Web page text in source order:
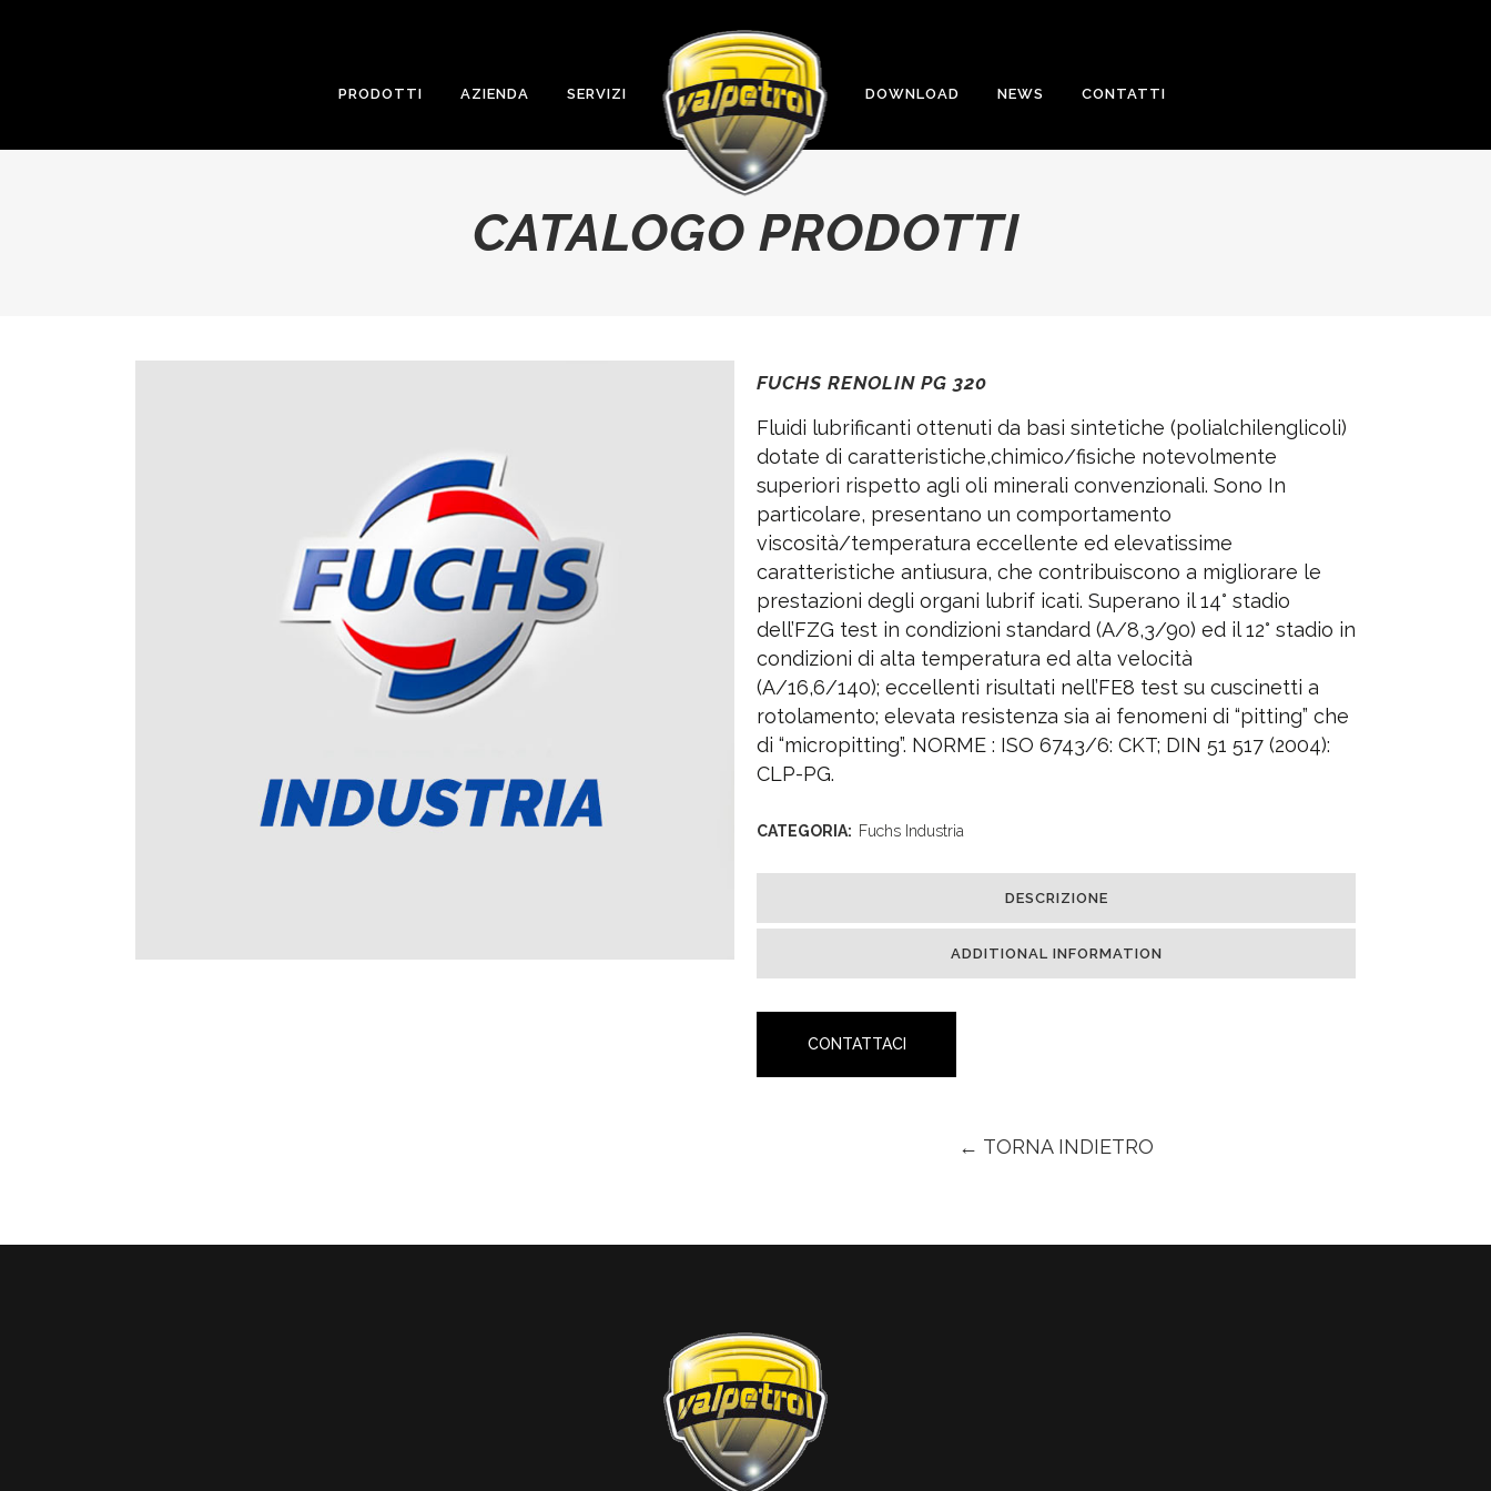
PRODOTTI AZIENDA SERVIZI DOWNLOAD NEWS CONTATTI
CATALOGO PRODOTTI
FUCHS RENOLIN PG 320
Fluidi lubrificanti ottenuti da basi sintetiche (polialchilenglicoli)
dotate di caratteristiche,chimico/fisiche notevolmente
superiori rispetto agli oli minerali convenzionali. Sono In
particolare, presentano un comportamento
viscosità/temperatura eccellente ed elevatissime
caratteristiche antiusura, che contribuiscono a migliorare le
prestazioni degli organi lubrif icati. Superano il 14° stadio
dell’FZG test in condizioni standard (A/8,3/90) ed il 12° stadio in
condizioni di alta temperatura ed alta velocità
(A/16,6/140); eccellenti risultati nell’FE8 test su cuscinetti a
rotolamento; elevata resistenza sia ai fenomeni di “pitting” che
di “micropitting”. NORME : ISO 6743/6: CKT; DIN 51 517 (2004):
CLP-PG.
CATEGORIA: Fuchs Industria
DESCRIZIONE
ADDITIONAL INFORMATION
CONTATTACI
← TORNA INDIETRO